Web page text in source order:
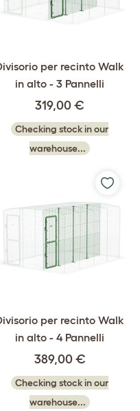
per recinto Walk
in alto - 3 Pannelli
319,00 €
Checking stock in our
warehouse...
per recinto Walk
in alto - 4 Pannelli
389,00 €
Checking stock in our
warehouse...